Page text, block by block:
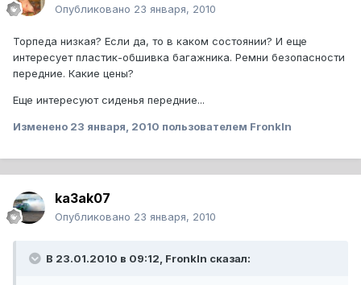
Опубликовано 23 января, 2010
Торпеда низкая? Если да, то в каком состоянии? И еще
интересует пластик-обшивка багажника. Ремни безопасности
передние. Какие цены?
Еще интересуют сиденья передние...
Изменено 23 января, 2010 пользователем FronkIn
ka3ak07
Опубликовано 23 января, 2010
В 23.01.2010 в 09:12, FronkIn сказал: